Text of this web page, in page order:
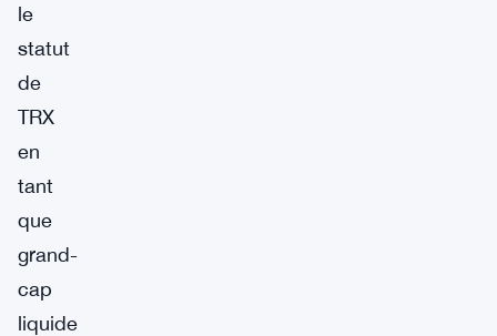
le
statut
de
TRX
en
tant
que
grand-
cap
liquide